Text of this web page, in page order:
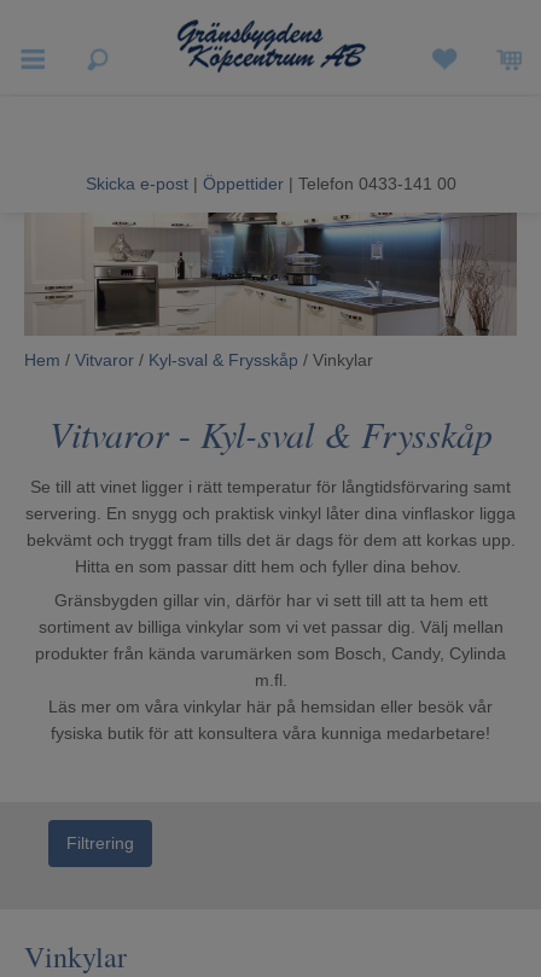
Sommarrea
Vitvaror
Hushållsapparater
Ljud & Bild
Hem & Fritid
Skicka e-post | Öppettider| Telefon 0433-141 00
Hem / Vitvaror / Kyl-sval & Frysskåp / Vinkylar
Vitvaror- Kyl-sval & Frysskåp
Se till att vinet ligger i rätt temperatur för långtidsförvaring samt
servering. En snygg och praktisk vinkyl låter dina vinflaskor ligga
bekvämt och tryggt fram tills det är dags för dem att korkas upp.
Hitta en som passar ditt hem och fyller dina behov.
Gränsbygden gillar vin, därför har vi sett till att ta hem ett
sortiment av billiga vinkylar som vi vet passar dig. Välj mellan
produkter från kända varumärken som Bosch, Candy, Cylinda
m.fl.
Läs mer om våra vinkylar här på hemsidan eller besök vår
fysiska butik för att konsultera våra kunniga medarbetare!
Filtrering
Vinkylar